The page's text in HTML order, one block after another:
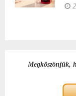
Megköszönjük,